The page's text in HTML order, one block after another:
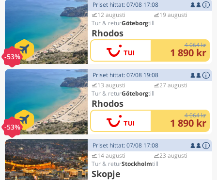
-53%
Priset hittat: 07/08 17:08
12 augusti
Göteborg
Rhodos
19 augusti
4 064 kr
1 890 kr
-53%
Priset hittat: 07/08 19:08
13 augusti
Göteborg
Rhodos
27 augusti
4 064 kr
1 890 kr
Priset hittat: 07/08 17:08
14 augusti
Stockholm
Skopje
23 augusti